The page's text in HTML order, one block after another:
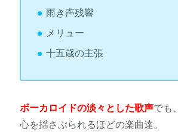
雨き声残響
メリュー
十五歳の主張
ボーカロイドの淡々とした歌声でも、
心を揺さぶられるほどの楽曲達。